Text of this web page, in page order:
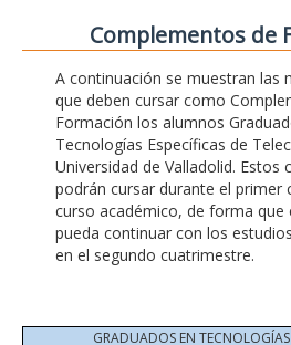
Complementos de
A continuación se muestran las
que deben cursar como
Formación los alumnos
Tecnologías Específicas de
Universidad de Valladolid. Estos
podrán cursar durante el primer
curso académico, de forma que
pueda continuar con los
en el segundo cuatrimestre.
GRADUADOS EN TECNOLOGÍAS